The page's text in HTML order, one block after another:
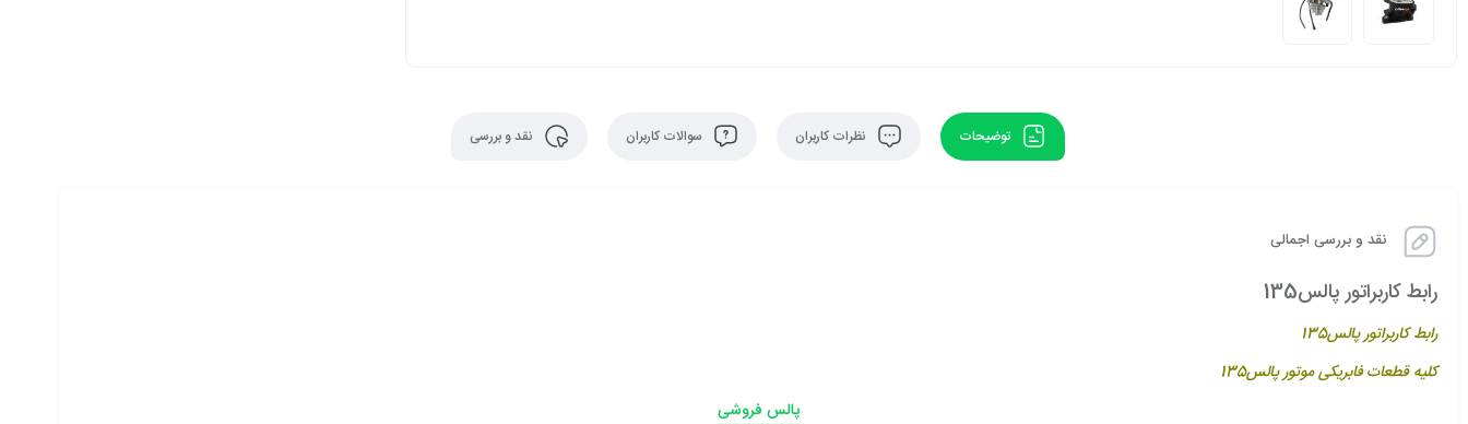
توضیحات نظرات کاربران سوالات کاربران نقد و بررسی
نقد و بررسی اجمالی
رابط کاربراتور پالس135
رابط کاربراتور پالس135
کلیه قطعات فابریکی موتور پالس135
پالس فروشی